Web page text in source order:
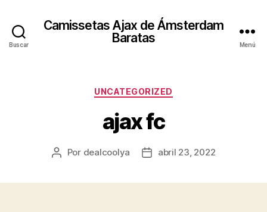
Buscar
Camissetas Ajax de Ámsterdam
Baratas
Menú
Categorías
UNCATEGORIZED
ajax fc
Autor
Por dealcoolya
Fechaabril 23, 2022